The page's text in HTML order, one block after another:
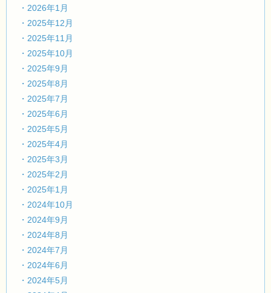
・2026年1月
・2025年12月
・2025年11月
・2025年10月
・2025年9月
・2025年8月
・2025年7月
・2025年6月
・2025年5月
・2025年4月
・2025年3月
・2025年2月
・2025年1月
・2024年10月
・2024年9月
・2024年8月
・2024年7月
・2024年6月
・2024年5月